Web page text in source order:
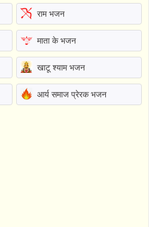
राम भजन
माता के भजन
खाटू श्याम भजन
आर्य समाज प्रेरक भजन